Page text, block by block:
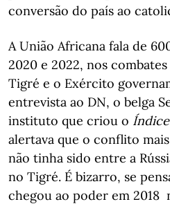
conversão do país ao
A União Africana fala de
2020 e 2022, nos
Tigré e o Exército
entrevista ao DN, o belga
instituto que criou o
alertava que o conflito
não tinha sido entre a
no Tigré. É bizarro, se
chegou ao poder em 2018